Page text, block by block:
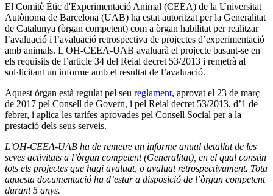
El Comitè Ètic d'Experimentació Animal (CEEA) de la Universitat
Autònoma de Barcelona (UAB) ha estat autoritzat per la Generalitat
de Catalunya (òrgan competent) com a òrgan habilitat per realitzar
l’avaluació i l’avaluació retrospectiva de projectes d’experimentació
amb animals. L'OH-CEEA-UAB avaluarà el projecte basant-se en
els requisits de l’article 34 del Reial decret 53/2013 i remetrà al
sol·licitant un informe amb el resultat de l’avaluació.
Aquest òrgan està regulat pel seu reglament, aprovat el 23 de març
de 2017 pel Consell de Govern, i pel Reial decret 53/2013, d’1 de
febrer, i aplica les tarifes aprovades pel Consell Social per a la
prestació dels seus serveis.
L'OH-CEEA-UAB ha de remetre un informe anual detallat de les
seves activitats a l’òrgan competent (Generalitat), en el qual constin
tots els projectes que hagi avaluat, o avaluat retrospectivament. Tota
aquesta documentació ha d’estar a disposició de l’òrgan competent
durant 5 anys.